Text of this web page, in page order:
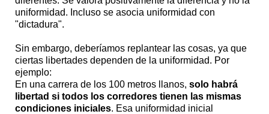
uniformidad. Incluso se asocia uniformidad con
"dictadura".
Sin embargo, deberíamos replantear las cosas, ya que
ciertas libertades dependen de la uniformidad. Por
ejemplo:
En una carrera de los 100 metros llanos, solo habrá
libertad si todos los corredores tienen las mismas
condiciones iniciales. Esa uniformidad inicial